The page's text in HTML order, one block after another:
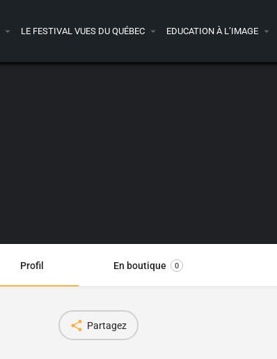
LE FESTIVAL VUES DU QUÉBEC EDUCATION À L’IMAGE
Profil En boutique 0
Partagez